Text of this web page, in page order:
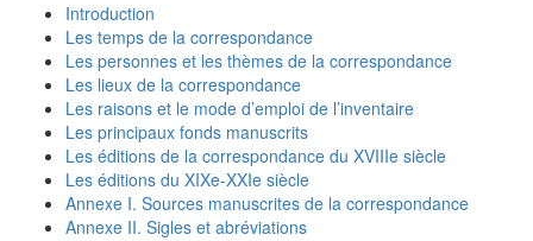
Introduction
Les temps de la correspondance
Les personnes et les thèmes de la correspondance
Les lieux de la correspondance
Les raisons et le mode d’emploi de l’inventaire
Les principaux fonds manuscrits
Les éditions de la correspondance du XVIIIe siècle
Les éditions du XIXe-XXIe siècle
Annexe I. Sources manuscrites de la correspondance
Annexe II. Sigles et abréviations